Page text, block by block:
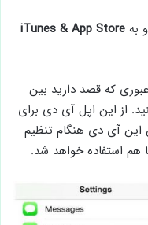
به iTunes & App Store
که قصد دارید بین
از این اپل آی دی برای
این آی دی هنگام تنظیم
استفاده خواهد شد.